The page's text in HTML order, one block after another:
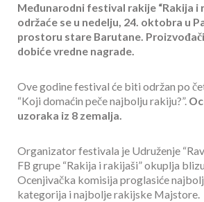
Međunarodni festival rakije “Rakija i
održaće se u nedelju, 24. oktobra u
prostoru stare Barutane.
dobiće vredne nagrade.
Ove godine festival će biti održan po
“Koji domaćin peče najbolju rakiju?”.
uzoraka iz 8 zemalja.
Organizator festivala je Udruženje
FB grupe “Rakija i rakijaši” okuplja
Ocenjivačka komisija proglasiće
kategorija i najbolje rakijske Majstore.